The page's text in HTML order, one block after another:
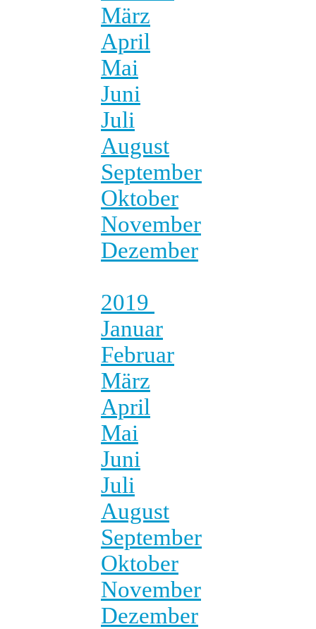
März
April
Mai
Juni
Juli
August
September
Oktober
November
Dezember
2019
Januar
Februar
März
April
Mai
Juni
Juli
August
September
Oktober
November
Dezember